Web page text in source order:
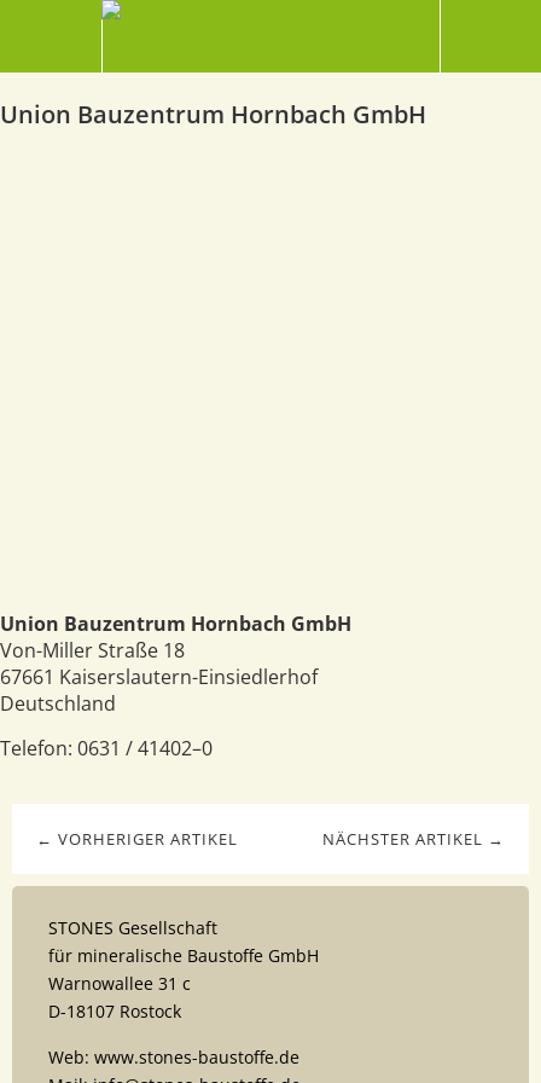
Union Bauzentrum Hornbach GmbH
Union Bauzentrum Hornbach GmbH
Von-Miller Straße 18
67661 Kaiserslautern-Einsiedlerhof
Deutschland
Telefon: 0631 / 41402–0
NÄCHSTER ARTIKEL →
← VORHERIGER ARTIKEL
STONES Gesellschaft
für mineralische Baustoffe GmbH
Warnowallee 31 c
D-18107 Rostock
Web: www.stones-baustoffe.de